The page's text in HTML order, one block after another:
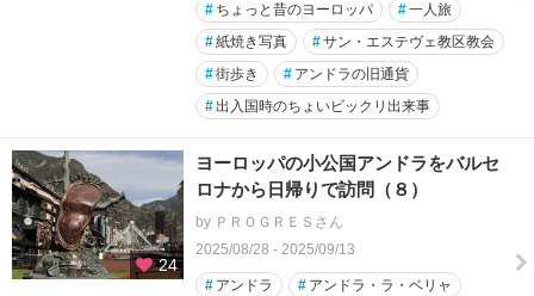
# ちょっと昔のヨーロッパ #一人旅
#紙焼き写真 #サン・エステヴェ教区教会
#街歩き # アンドラの旧通貨
#出入国時のちょいビックリ出来事
24
ヨーロッパの小公国アンドラをバルセ
ロナから日帰りで訪問（８）
by ＰＲＯＧＲＥＳさん
2025/08/28 - 2025/09/13
# アンドラ # アンドラ・ラ・ベリャ